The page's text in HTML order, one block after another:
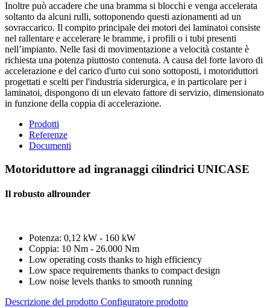
Inoltre può accadere che una bramma si blocchi e venga accelerata
soltanto da alcuni rulli, sottoponendo questi azionamenti ad un
sovraccarico. Il compito principale dei motori dei laminatoi consiste
nel rallentare e accelerare le bramme, i profili o i tubi presenti
nell’impianto. Nelle fasi di movimentazione a velocità costante è
richiesta una potenza piuttosto contenuta. A causa del forte lavoro di
accelerazione e del carico d'urto cui sono sottoposti, i motoriduttori
progettati e scelti per l'industria siderurgica, e in particolare per i
laminatoi, dispongono di un elevato fattore di servizio, dimensionato
in funzione della coppia di accelerazione.
Prodotti
Referenze
Documenti
Motoriduttore ad ingranaggi cilindrici UNICASE
Il robusto allrounder
Potenza: 0,12 kW - 160 kW
Coppia: 10 Nm - 26.000 Nm
Low operating costs thanks to high efficiency
Low space requirements thanks to compact design
Low noise levels thanks to smooth running
Descrizione del prodotto Configuratore prodotto